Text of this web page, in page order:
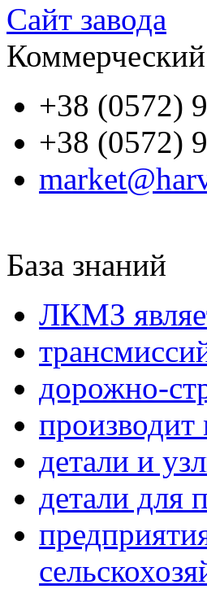
Сайт завода
Коммерческий
+38 (0572)
+38 (0572)
База знаний
ЛКМЗ
дорожно-
производит
детали и
детали для